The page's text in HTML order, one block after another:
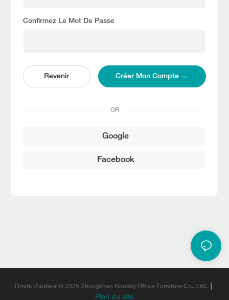
Confirmez Le Mot De Passe
Revenir Créer Mon Compte →
OR
Google
Facebook
Droits d'auteur © 2025 Zhongshan Hookay Office Furniture Co., Ltd.
Plan du site